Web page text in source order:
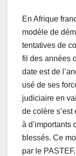
En Afrique
modèle de
tentatives de
fil des années
date est de
usé de ses
judiciaire en
de colère
à d’importants
blessés. Ce
par le